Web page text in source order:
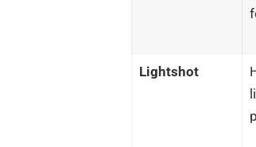
Lightshot